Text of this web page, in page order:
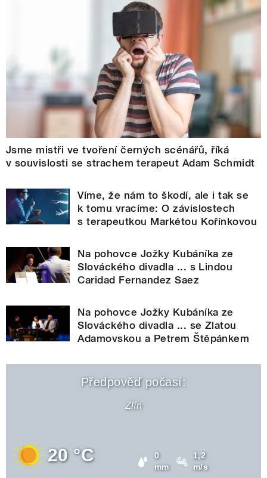
Jsme mistři ve tvoření černých scénářů, říká
v souvislosti se strachem terapeut Adam Schmidt
Víme, že nám to škodí, ale i tak se
k tomu vracíme: O závislostech
s terapeutkou Markétou Kořínkovou
Na pohovce Jožky Kubáníka ze
Slováckého divadla ... s Lindou
Caridad Fernandez Saez
Na pohovce Jožky Kubáníka ze
Slováckého divadla ... se Zlatou
Adamovskou a Petrem Štěpánkem
Předpověď počasí:
Zlín
20 °C Srážky
0
mm
Vítr
1,2
m/s